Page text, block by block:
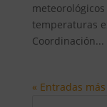
temperaturas
Coordinación...
« Entradas